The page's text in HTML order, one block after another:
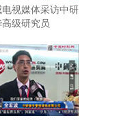
电视媒体采访中研
高级研究员